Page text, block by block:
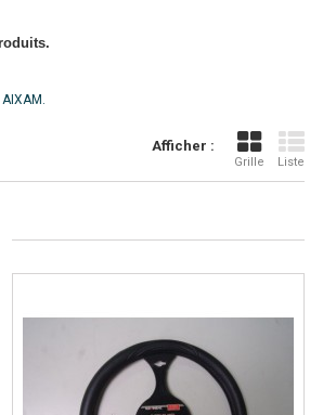
AIXAM.
Afficher :
Grille Liste